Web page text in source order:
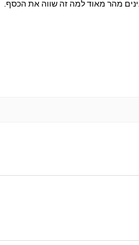
מהר מאוד למה זה שווה את הכסף.